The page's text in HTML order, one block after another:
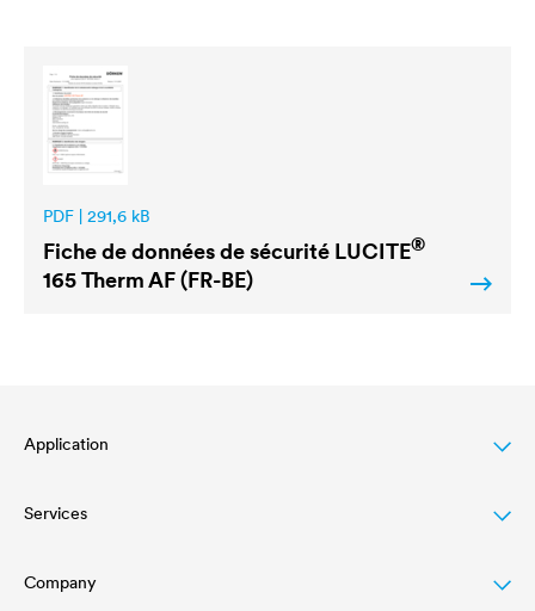
PDF | 291,6 kB
Fiche de données de sécurité LUCITE®
165 Therm AF (FR-BE)
Application
Wood varnish
Agriculture
Services
Téléchargements
Company